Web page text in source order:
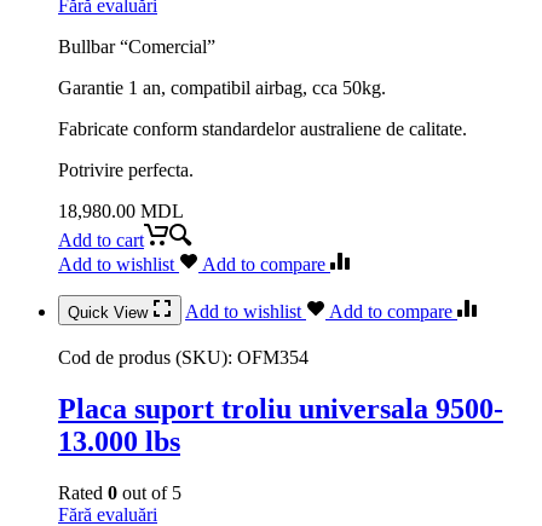
Fără evaluări
Bullbar “Comercial”
Garantie 1 an, compatibil airbag, cca 50kg.
Fabricate conform standardelor australiene de calitate.
Potrivire perfecta.
18,980.00 MDL
Add to cart
Add to wishlist
Add to compare
Quick View Add to wishlist Add to compare
Cod de produs (SKU): OFM354
Placa suport troliu universala 9500-
13.000 lbs
Rated 0 out of 5
Fără evaluări